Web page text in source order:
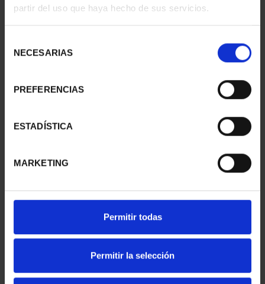
partir del uso que haya hecho de sus servicios.
NECESARIAS
PREFERENCIAS
ESTADÍSTICA
MARKETING
Permitir todas
Permitir la selección
CASTLES OF THE
SHIPMENT
€67.76
CASTLES OF THE
SHIPMENT